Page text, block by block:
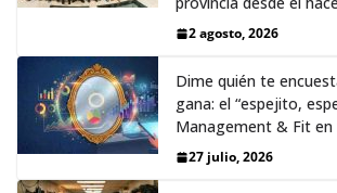
2 agosto, 2026
Dime quién te
gana: el “espejito,
Management & Fit en
27 julio, 2026